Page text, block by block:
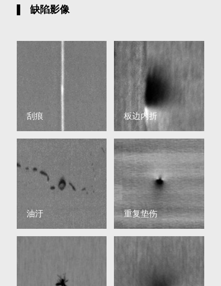
缺陷影像
刮痕 板边内折
油汙 重复垫伤